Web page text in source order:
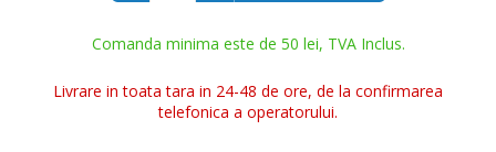
Comanda minima este de 50 lei, TVA Inclus.
Livrare in toata tara in 24-48 de ore, de la confirmarea
telefonica a operatorului.